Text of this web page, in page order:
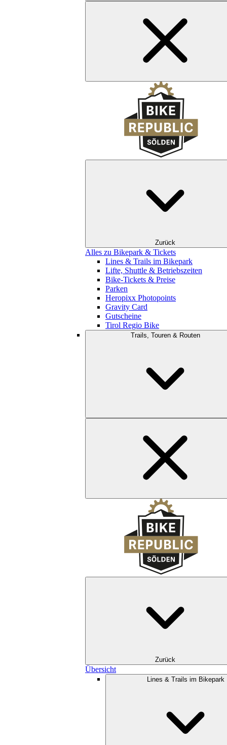
Zurück
Alles zu Bikepark & Tickets
Lines & Trails im Bikepark
Lifte, Shuttle & Betriebszeiten
Bike-Tickets & Preise
Parken
Heropixx Photopoints
Gravity Card
Gutscheine
Tirol Regio Bike
Trails, Touren & Routen
Zurück
Übersicht
Lines & Trails im Bikepark